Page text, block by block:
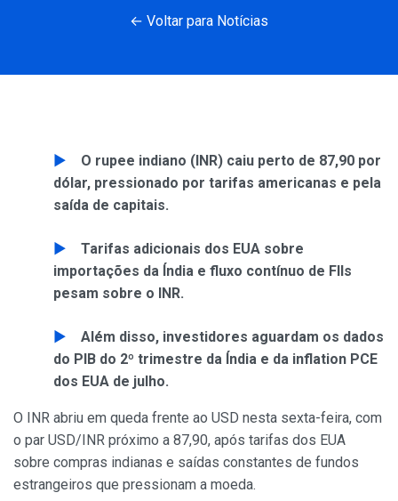
← Voltar para Notícias
O rupee indiano (INR) caiu perto de 87,90 por
dólar, pressionado por tarifas americanas e pela
saída de capitais.
Tarifas adicionais dos EUA sobre
importações da Índia e fluxo contínuo de FIIs
pesam sobre o INR.
Além disso, investidores aguardam os dados
do PIB do 2º trimestre da Índia e da inflation PCE
dos EUA de julho.
O INR abriu em queda frente ao USD nesta sexta-feira, com
o par USD/INR próximo a 87,90, após tarifas dos EUA
sobre compras indianas e saídas constantes de fundos
estrangeiros que pressionam a moeda.